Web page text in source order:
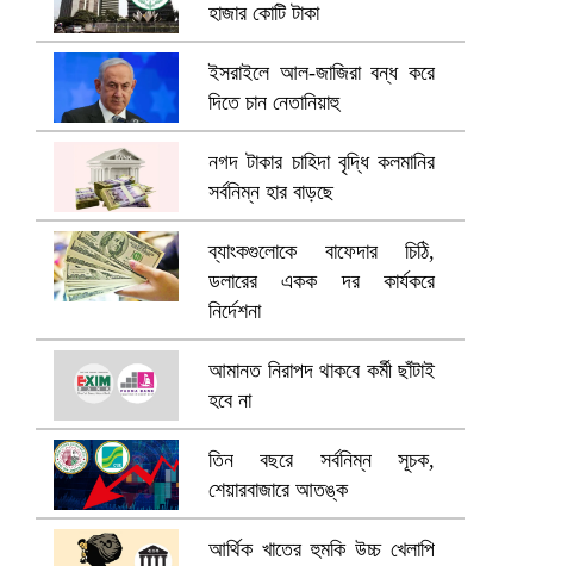
আ.লীগ ও জাপার ৯ নেতা কারাগারে
ভারতে ভয়াবহ সড়ক দুর্ঘটনা, নিহত
হলিউডে নতুন প্রেমের গুঞ্জন
হাজার কোটি টাকা
ইসরাইলে আল-জাজিরা বন্ধ করে
দিতে চান নেতানিয়াহু
নগদ টাকার চাহিদা বৃদ্ধি কলমানির
সর্বনিম্ন হার বাড়ছে
ব্যাংকগুলোকে বাফেদার চিঠি,
ডলারের একক দর কার্যকরে
নির্দেশনা
আমানত নিরাপদ থাকবে কর্মী ছাঁটাই
হবে না
তিন বছরে সর্বনিম্ন সূচক,
শেয়ারবাজারে আতঙ্ক
আর্থিক খাতের হুমকি উচ্চ খেলাপি